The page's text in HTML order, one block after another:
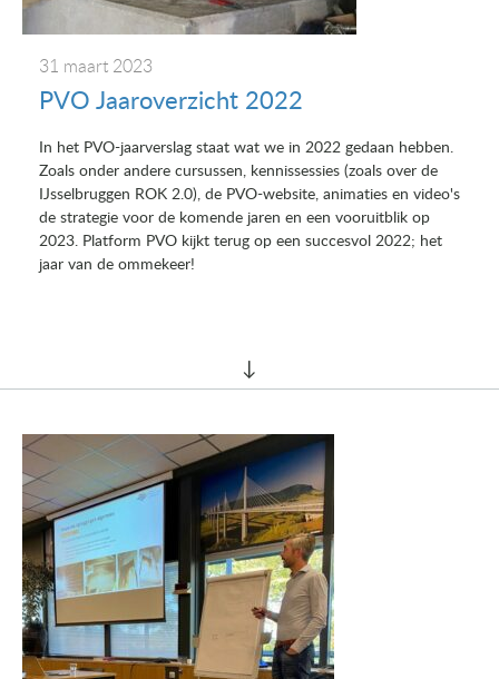
31 maart 2023
PVO Jaaroverzicht 2022
In het PVO-jaarverslag staat wat we in 2022 gedaan hebben.
Zoals onder andere cursussen, kennissessies (zoals over de
IJsselbruggen ROK 2.0), de PVO-website, animaties en video's
de strategie voor de komende jaren en een vooruitblik op
2023. Platform PVO kijkt terug op een succesvol 2022; het
jaar van de ommekeer!